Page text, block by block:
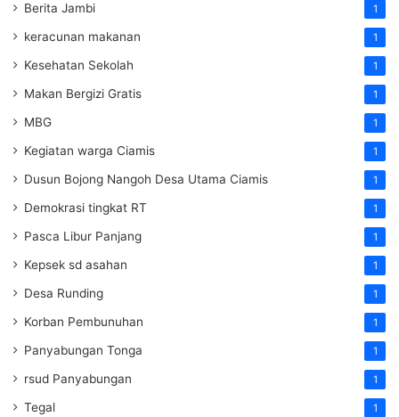
Berita Jambi 1
keracunan makanan 1
Kesehatan Sekolah 1
Makan Bergizi Gratis 1
MBG 1
Kegiatan warga Ciamis 1
Dusun Bojong Nangoh Desa Utama Ciamis 1
Demokrasi tingkat RT 1
Pasca Libur Panjang 1
Kepsek sd asahan 1
Desa Runding 1
Korban Pembunuhan 1
Panyabungan Tonga 1
rsud Panyabungan 1
Tegal 1